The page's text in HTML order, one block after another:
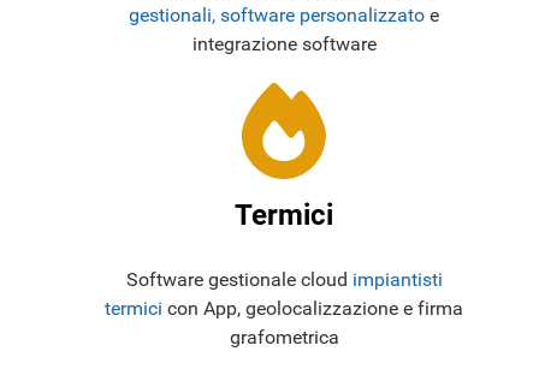
gestionali, software personalizzato e
integrazione software
Termici
Software gestionale cloud impiantisti
termici con App, geolocalizzazione e firma
grafometrica